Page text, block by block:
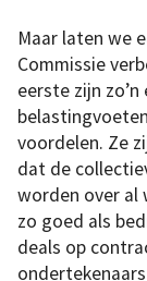
Maar laten we
Commissie
eerste zijn
voordelen. Ze
dat de
worden over al
zo goed als
deals op